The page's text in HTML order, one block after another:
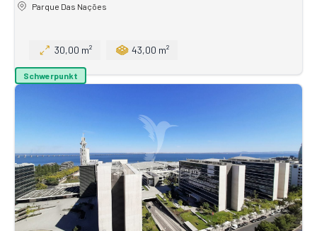
Parque Das Nações
30,00 m² 43,00 m²
Schwerpunkt